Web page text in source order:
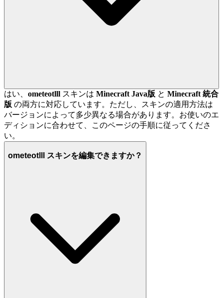
はい、 ometeotlll スキンは Minecraft Java版 と Minecraft 統合
版 の両方に対応しています。ただし、スキンの適用方法は
バージョンによって多少異なる場合があります。お使いのエ
ディションに合わせて、このページの手順に従ってくださ
い。
ometeotlll スキンを編集できますか？